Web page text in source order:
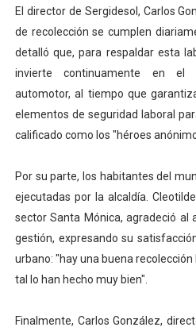
El director de Sergidesol, Carlos
de recolección se cumplen
detalló que, para respaldar esta
invierte continuamente en el
automotor, al tiempo que
elementos de seguridad laboral
calificado como los "héroes
Por su parte, los habitantes del
ejecutadas por la alcaldía.
sector Santa Mónica, agradeció al
gestión, expresando su
urbano: "hay una buena
tal lo han hecho muy bien".
Finalmente, Carlos González,